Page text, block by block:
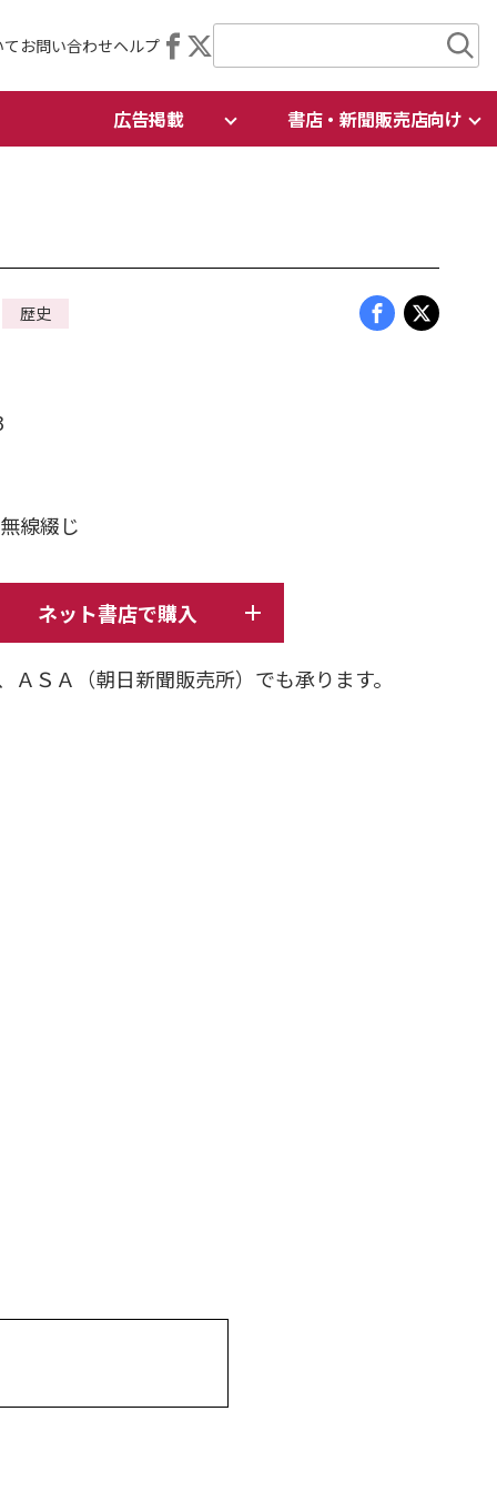
お問い合わせヘルプ
広告掲載 書店・新聞販売店向け
歴史
線綴じ
ネット書店で購入
ＡＳＡ（朝日新聞販売所）でも承ります。